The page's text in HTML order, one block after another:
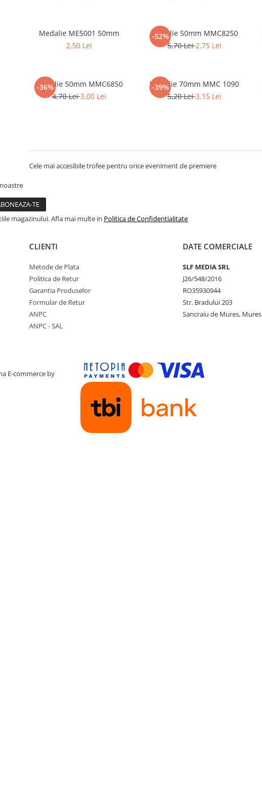
Medalie ME5001 50mm
2,50 Lei
-52%
Medalie 50mm MMC8250
5,70 Lei2,75 Lei
-36%
Medalie 50mm MMC6850
4,70 Lei3,00 Lei
-39%
Medalie 70mm MMC 1090
5,20 Lei3,15 Lei
Cele mai accesibile trofee pentru orice eveniment de premiere
magazinului. Afla mai multe in Politica de Confidentialitate
CLIENTI
Metode de Plata
Politica de Retur
Garantia Produselor
Formular de Retur
ANPC
ANPC - SAL
DATE COMERCIALE
SLF MEDIA SRL
J26/548/2016
RO35930944
Str. Bradului 203
Sancraiu de Mures, Mures
E-commerce by